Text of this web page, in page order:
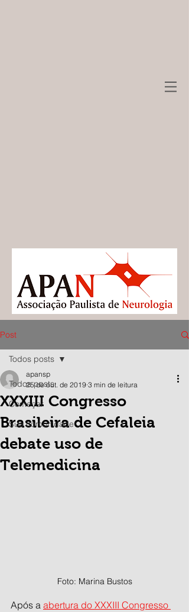
Post
Todos posts
Começar
Sua comunidade
Todos posts
XXXIII Congresso
Brasileira de Cefaleia
debate uso de
Telemedicina
apansp
25 de out. de 2019 3 min de leitura
Foto: Marina Bustos
Após a abertura do XXXIII Congresso